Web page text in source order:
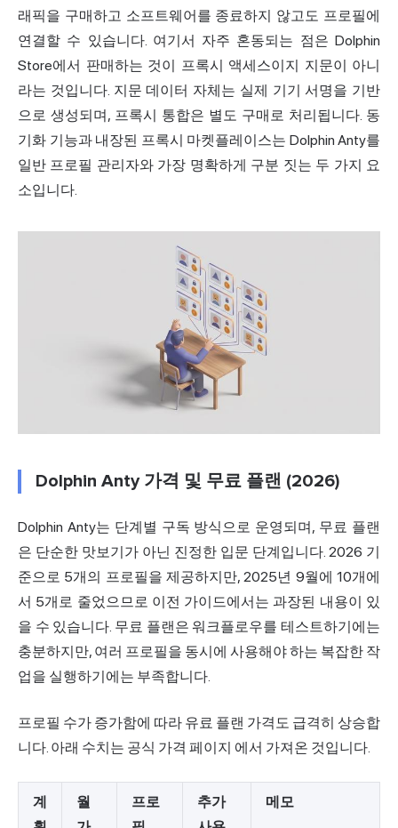
래픽을 구매하고 소프트웨어를 종료하지 않고도 프로필에
연결할 수 있습니다. 여기서 자주 혼동되는 점은 Dolphin
Store에서 판매하는 것이 프록시 액세스이지 지문이 아니
라는 것입니다. 지문 데이터 자체는 실제 기기 서명을 기반
으로 생성되며, 프록시 통합은 별도 구매로 처리됩니다. 동
기화 기능과 내장된 프록시 마켓플레이스는 Dolphin Anty를
일반 프로필 관리자와 가장 명확하게 구분 짓는 두 가지 요
소입니다.
Dolphin Anty 가격 및 무료 플랜 (2026)
Dolphin Anty는 단계별 구독 방식으로 운영되며, 무료 플랜
은 단순한 맛보기가 아닌 진정한 입문 단계입니다. 2026 기
준으로 5개의 프로필을 제공하지만, 2025년 9월에 10개에
서 5개로 줄었으므로 이전 가이드에서는 과장된 내용이 있
을 수 있습니다. 무료 플랜은 워크플로우를 테스트하기에는
충분하지만, 여러 프로필을 동시에 사용해야 하는 복잡한 작
업을 실행하기에는 부족합니다.
프로필 수가 증가함에 따라 유료 플랜 가격도 급격히 상승합
니다. 아래 수치는 공식 가격 페이지 에서 가져온 것입니다.
계
월
프로
추가
메모